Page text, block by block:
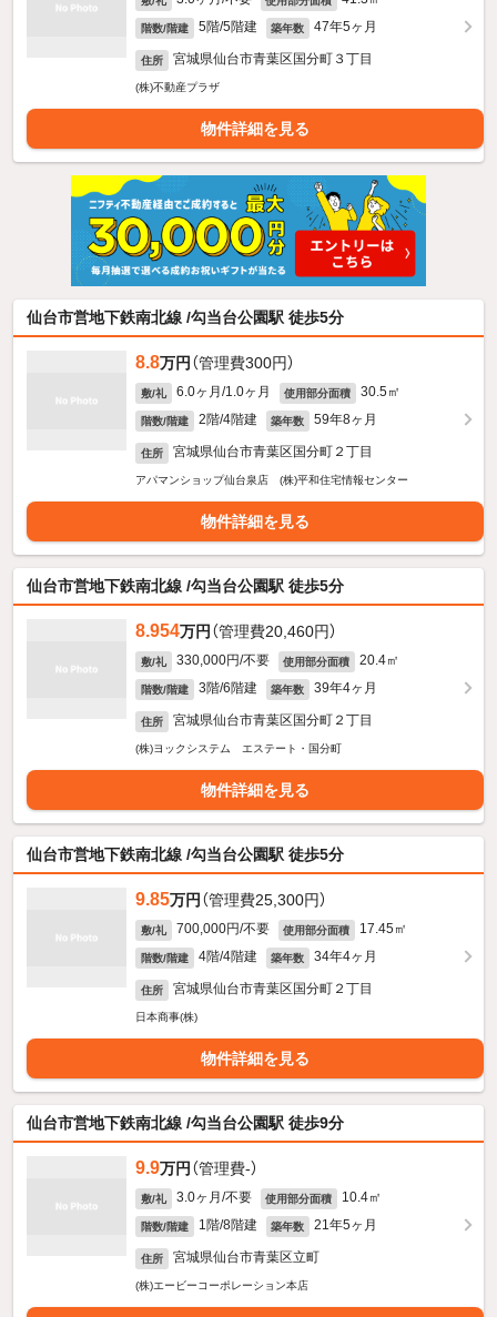
階数/階建 5階/5階建 築年数 47年5ヶ月
住所 宮城県仙台市青葉区国分町３丁目
(株)不動産プラザ
物件詳細を見る
仙台市営地下鉄南北線 /勾当台公園駅 徒歩5分
8.8万円 （管理費300円）
敷/礼 6.0ヶ月/1.0ヶ月 使用部分面積 30.5㎡
階数/階建 2階/4階建 築年数 59年8ヶ月
住所 宮城県仙台市青葉区国分町２丁目
アパマンショップ仙台泉店 (株)平和住宅情報センター
物件詳細を見る
仙台市営地下鉄南北線 /勾当台公園駅 徒歩5分
8.954万円 （管理費20,460円）
敷/礼 330,000円/不要 使用部分面積 20.4㎡
階数/階建 3階/6階建 築年数 39年4ヶ月
住所 宮城県仙台市青葉区国分町２丁目
(株)ヨックシステム エステート・国分町
物件詳細を見る
仙台市営地下鉄南北線 /勾当台公園駅 徒歩5分
9.85万円 （管理費25,300円）
敷/礼 700,000円/不要 使用部分面積 17.45㎡
階数/階建 4階/4階建 築年数 34年4ヶ月
住所 宮城県仙台市青葉区国分町２丁目
日本商事(株)
物件詳細を見る
仙台市営地下鉄南北線 /勾当台公園駅 徒歩9分
9.9万円 （管理費-）
敷/礼 3.0ヶ月/不要 使用部分面積 10.4㎡
階数/階建 1階/8階建 築年数 21年5ヶ月
住所 宮城県仙台市青葉区立町
(株)エービーコーポレーション本店